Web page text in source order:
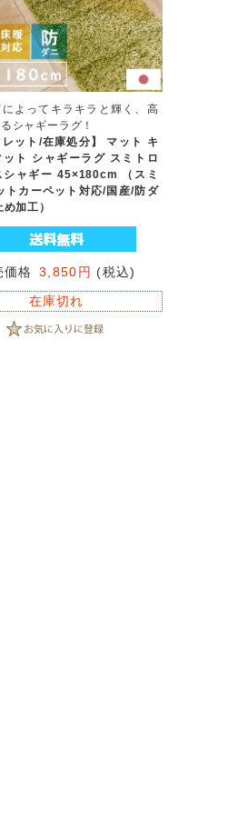
によってキラキラと輝く、高
シャギーラグ！
レット/在庫処分】 マット キ
ット シャギーラグ スミトロ
シャギー 45×180cm （スミ
トカーペット対応/国産/防ダ
加工）
価格 3,850円 (税込)
在庫切れ